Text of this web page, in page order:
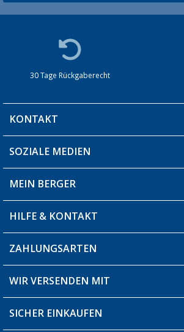
30 Tage Rückgaberecht
KONTAKT
Du hast eine Frage?
Filiale finden
SOZIALE MEDIEN
MEIN BERGER
Blog
Produkttester
Über uns
HILFE & KONTAKT
Fragen & Antworten / FAQ
Versandinformationen
Bestellstatus
ZAHLUNGSARTEN
WIR VERSENDEN MIT
SICHER EINKAUFEN